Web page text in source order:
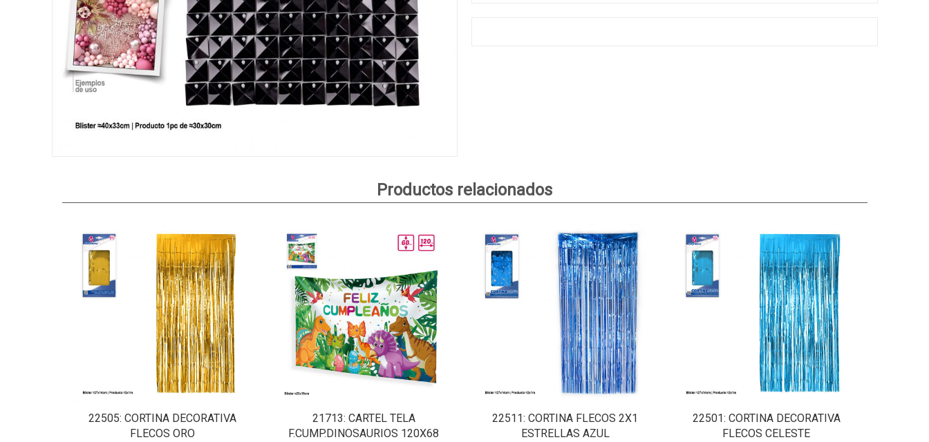
Productos relacionados
22505: CORTINA DECORATIVA
FLECOS ORO
21713: CARTEL TELA
F.CUMP.DINOSAURIOS 120X68
22511: CORTINA FLECOS 2X1
ESTRELLAS AZUL
22501: CORTINA DECORATIVA
FLECOS CELESTE